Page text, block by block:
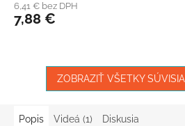
6,41 € bez DPH
7,88 €
ZOBRAZIŤ VŠETKY
Popis Videá (1) Diskusia